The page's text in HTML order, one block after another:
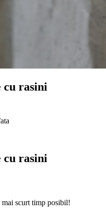
cu rasini
cu rasini
scurt timp posibil!